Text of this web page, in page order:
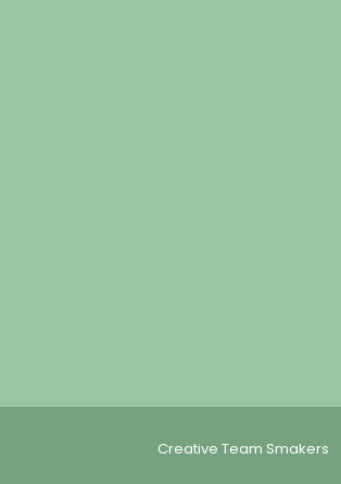
Creative Team Smakers